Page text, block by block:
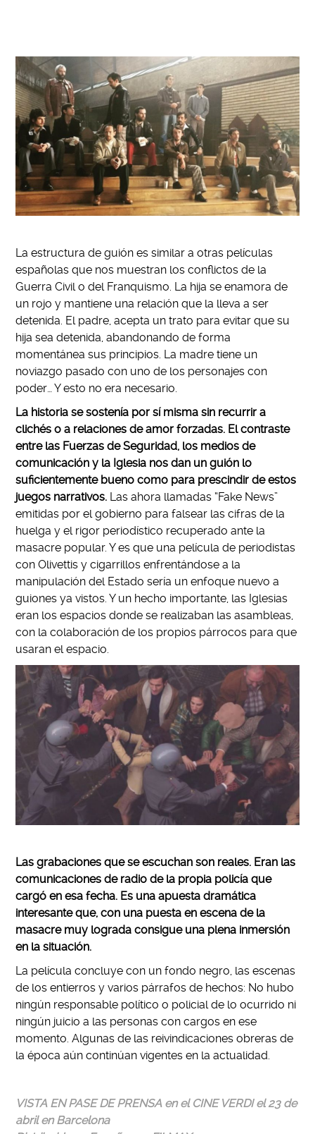
La estructura de guión es similar a otras películas
españolas que nos muestran los conflictos de la
Guerra Civil o del Franquismo. La hija se enamora de
un rojo y mantiene una relación que la lleva a ser
detenida. El padre, acepta un trato para evitar que su
hija sea detenida, abandonando de forma
momentánea sus principios. La madre tiene un
noviazgo pasado con uno de los personajes con
poder… Y esto no era necesario.
La historia se sostenía por sí misma sin recurrir a
clichés o a relaciones de amor forzadas. El contraste
entre las Fuerzas de Seguridad, los medios de
comunicación y la Iglesia nos dan un guión lo
suficientemente bueno como para prescindir de estos
juegos narrativos. Las ahora llamadas “Fake News”
emitidas por el gobierno para falsear las cifras de la
huelga y el rigor periodístico recuperado ante la
masacre popular. Y es que una película de periodistas
con Olivettis y cigarrillos enfrentándose a la
manipulación del Estado sería un enfoque nuevo a
guiones ya vistos. Y un hecho importante, las Iglesias
eran los espacios donde se realizaban las asambleas,
con la colaboración de los propios párrocos para que
usaran el espacio.
Las grabaciones que se escuchan son reales. Eran las
comunicaciones de radio de la propia policía que
cargó en esa fecha. Es una apuesta dramática
interesante que, con una puesta en escena de la
masacre muy lograda consigue una plena inmersión
en la situación.
La película concluye con un fondo negro, las escenas
de los entierros y varios párrafos de hechos: No hubo
ningún responsable político o policial de lo ocurrido ni
ningún juicio a las personas con cargos en ese
momento. Algunas de las reivindicaciones obreras de
la época aún continúan vigentes en la actualidad.
VISTA EN PASE DE PRENSA en el CINE VERDI el 23 de
abril en Barcelona